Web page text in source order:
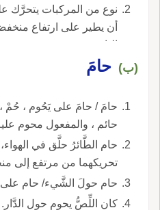
نوع من المركبات يتحرَّك
أن يطير على ارتفاع
اليابسة.
(ب) حامَ
حامَ / حامَ على يَحُوم ، حُمْ ،
حائم ، والمفعول محوم
حام الطَّائرُ حلَّق في
تحريكهما من مرتفع إلى
حام حولَ الشَّيء/ حام على
كان اللِّصُّ يحوم حول الدَّار.